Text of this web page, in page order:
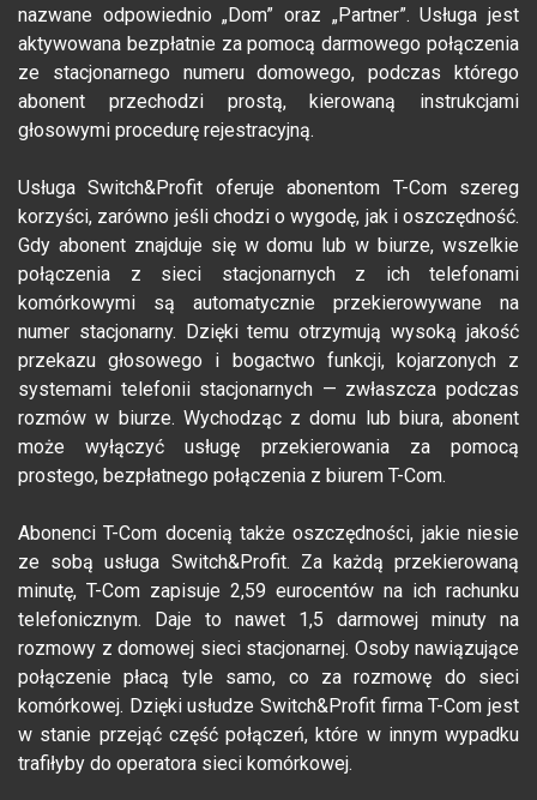
nazwane odpowiednio „Dom” oraz „Partner”. Usługa jest
aktywowana bezpłatnie za pomocą darmowego połączenia
ze stacjonarnego numeru domowego, podczas którego
abonent przechodzi prostą, kierowaną instrukcjami
głosowymi procedurę rejestracyjną.
Usługa Switch&Profit oferuje abonentom T-Com szereg
korzyści, zarówno jeśli chodzi o wygodę, jak i oszczędność.
Gdy abonent znajduje się w domu lub w biurze, wszelkie
połączenia z sieci stacjonarnych z ich telefonami
komórkowymi są automatycznie przekierowywane na
numer stacjonarny. Dzięki temu otrzymują wysoką jakość
przekazu głosowego i bogactwo funkcji, kojarzonych z
systemami telefonii stacjonarnych — zwłaszcza podczas
rozmów w biurze. Wychodząc z domu lub biura, abonent
może wyłączyć usługę przekierowania za pomocą
prostego, bezpłatnego połączenia z biurem T-Com.
Abonenci T-Com docenią także oszczędności, jakie niesie
ze sobą usługa Switch&Profit. Za każdą przekierowaną
minutę, T-Com zapisuje 2,59 eurocentów na ich rachunku
telefonicznym. Daje to nawet 1,5 darmowej minuty na
rozmowy z domowej sieci stacjonarnej. Osoby nawiązujące
połączenie płacą tyle samo, co za rozmowę do sieci
komórkowej. Dzięki usłudze Switch&Profit firma T-Com jest
w stanie przejąć część połączeń, które w innym wypadku
trafiłyby do operatora sieci komórkowej.